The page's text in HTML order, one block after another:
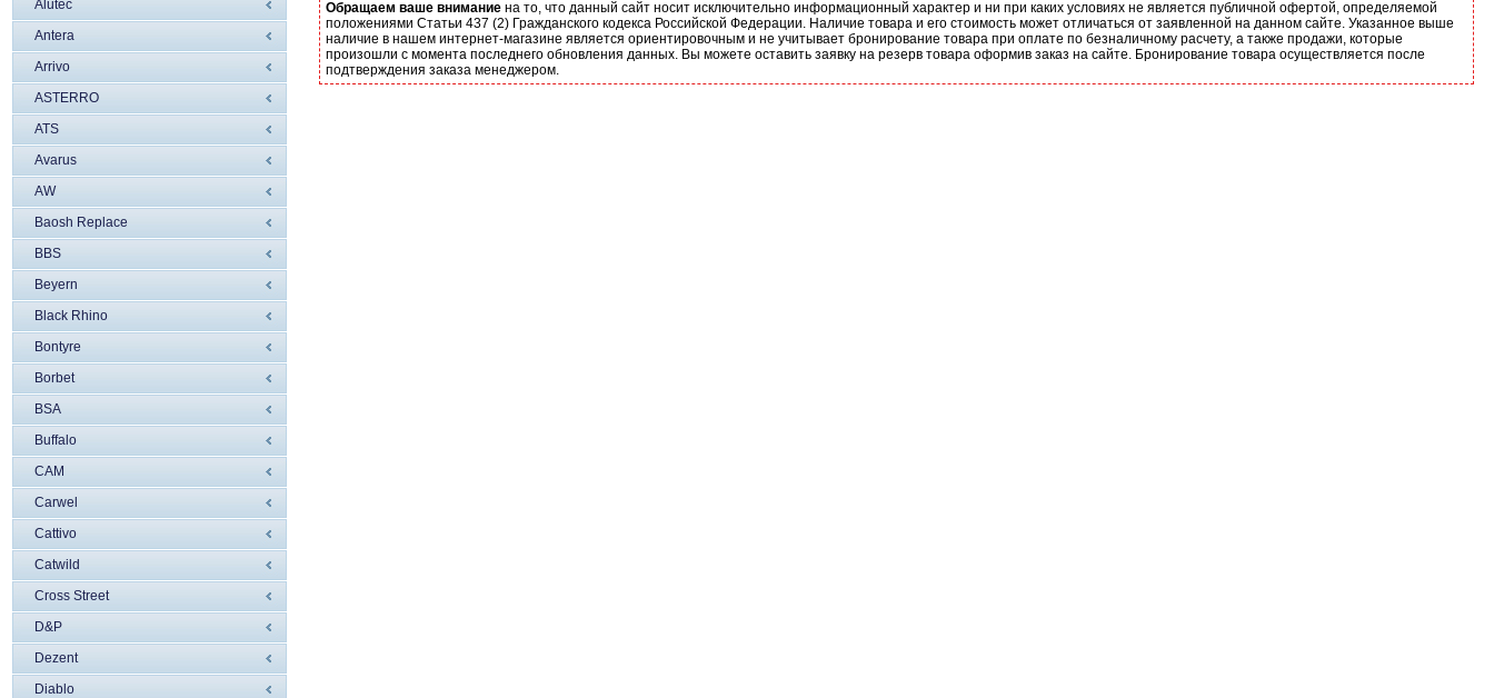
Alutec
Antera
Arrivo
ASTERRO
ATS
Avarus
AW
Baosh Replace
BBS
Beyern
Black Rhino
Bontyre
Borbet
BSA
Buffalo
CAM
Carwel
Cattivo
Catwild
Cross Street
D&P
Dezent
Diablo
Обращаем ваше внимание на то, что данный сайт носит исключительно информационный характер и ни при каких условиях не является публичной офертой, определяемой
положениями Статьи 437 (2) Гражданского кодекса Российской Федерации. Наличие товара и его стоимость может отличаться от заявленной на данном сайте. Указанное выше
наличие в нашем интернет-магазине является ориентировочным и не учитывает бронирование товара при оплате по безналичному расчету, а также продажи, которые
произошли с момента последнего обновления данных. Вы можете оставить заявку на резерв товара оформив заказ на сайте. Бронирование товара осуществляется после
подтверждения заказа менеджером.